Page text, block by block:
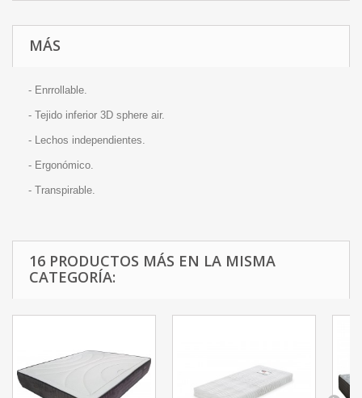
MÁS
- Enrrollable.
- Tejido inferior 3D sphere air.
- Lechos independientes.
- Ergonómico.
- Transpirable.
16 PRODUCTOS MÁS EN LA MISMA
CATEGORÍA: